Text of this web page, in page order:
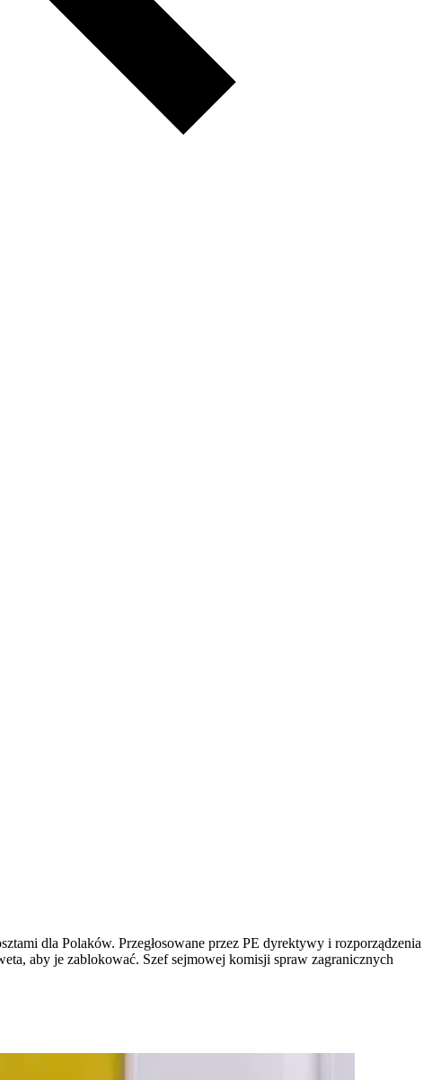
dla Polaków. Przegłosowane przez PE dyrektywy i rozporządzenia
aby je zablokować. Szef sejmowej komisji spraw zagranicznych